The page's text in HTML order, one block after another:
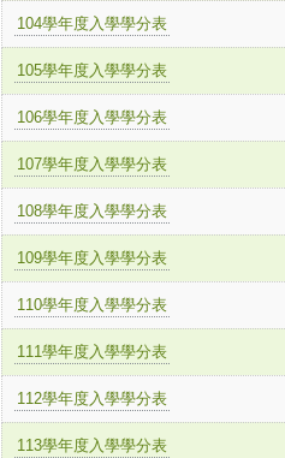
104學年度入學學分表
105學年度入學學分表
106學年度入學學分表
107學年度入學學分表
108學年度入學學分表
109學年度入學學分表
110學年度入學學分表
111學年度入學學分表
112學年度入學學分表
113學年度入學學分表